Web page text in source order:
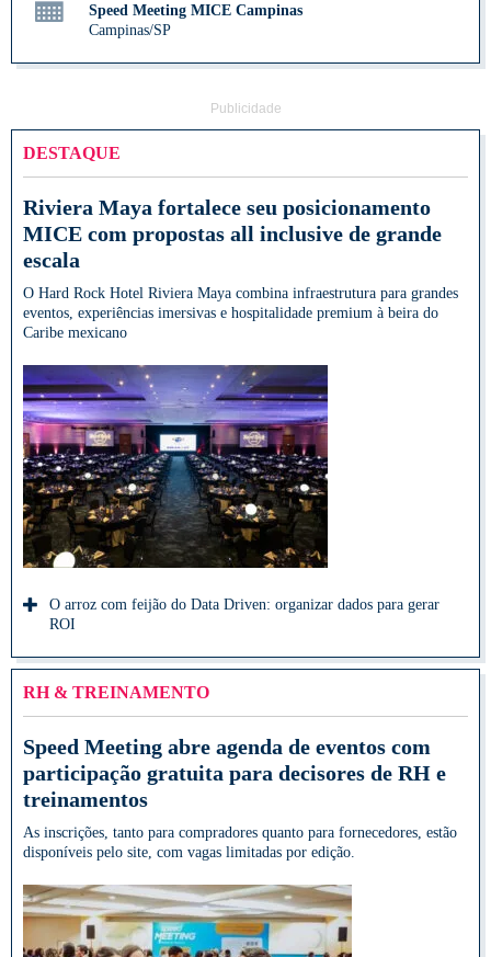
Speed Meeting MICE Campinas
Campinas/SP
Publicidade
DESTAQUE
Riviera Maya fortalece seu posicionamento
MICE com propostas all inclusive de grande
escala
O Hard Rock Hotel Riviera Maya combina infraestrutura para grandes
eventos, experiências imersivas e hospitalidade premium à beira do
Caribe mexicano
O arroz com feijão do Data Driven: organizar dados para gerar
ROI
RH & TREINAMENTO
Speed Meeting abre agenda de eventos com
participação gratuita para decisores de RH e
treinamentos
As inscrições, tanto para compradores quanto para fornecedores, estão
disponíveis pelo site, com vagas limitadas por edição.